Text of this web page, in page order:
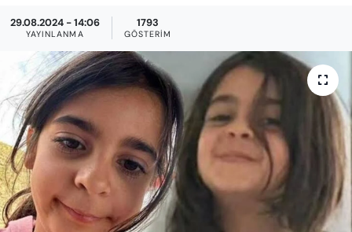
29.08.2024 - 14:06
YAYINLANMA
1793
GÖSTERIM
SAĞLIK
SPOR
KÜLTÜR-SANAT
MAGAZİN
ÖZEL HABER
YAZAR KÖŞESİ